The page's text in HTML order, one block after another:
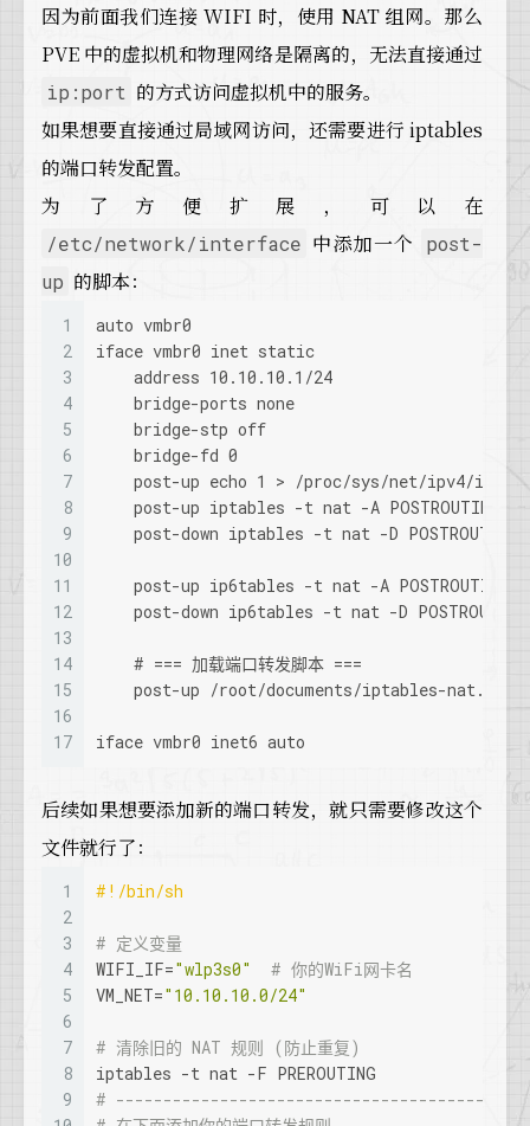
13
15
16
17
18
19
21
22
23
24
25
26
27
auto vmbr0
    address 10.10.10.1/24
    bridge-ports none
    bridge-stp off
    bridge-fd 0
post-up echo 1 > /proc/sys/net/ipv4/
post-up iptables -t nat -A POSTROUTING
post-down iptables -t nat -D
post-up ip6tables -t nat -A POSTROUTING
iface vmbr0 inet6 auto
source /etc/network/interfaces.d/*
因为前面我们连接 WIFI 时，使用 NAT 组网。那么
PVE 中的虚拟机和物理网络是隔离的，无法直接通过
ip:port 的方式访问虚拟机中的服务。
如果想要直接通过局域网访问，还需要进行 iptables
的端口转发配置。
为了方便扩展，可以在
/etc/network/interface 中添加一个
post-
up 的脚本：
1
2
3
4
5
6
7
8
9
10
11
12
13
14
15
16
17
auto vmbr0
iface vmbr0 inet static
    address 10.10.10.1/24
    bridge-ports none
    bridge-stp off
    bridge-fd 0
post-up echo 1 > /proc/sys/net/ipv4/
post-up iptables -t nat -A POSTROUTING
post-down iptables -t nat -D
post-up ip6tables -t nat -A POSTROUTING
post-down ip6tables -t nat -D
    # === 加载端口转发脚本 ===
    post-up /root/documents/iptables-nat.sh
iface vmbr0 inet6 auto
后续如果想要添加新的端口转发，就只需要修改这个
文件就行了：
1
2
3
4
5
6
7
8
9
#!/bin/sh
# 定义变量
WIFI_IF="wlp3s0"
# 你的WiFi网卡名
VM_NET="10.10.10.0/24"
# 清除旧的 NAT 规则 (防止重复)
iptables -t nat -F PREROUTING
#